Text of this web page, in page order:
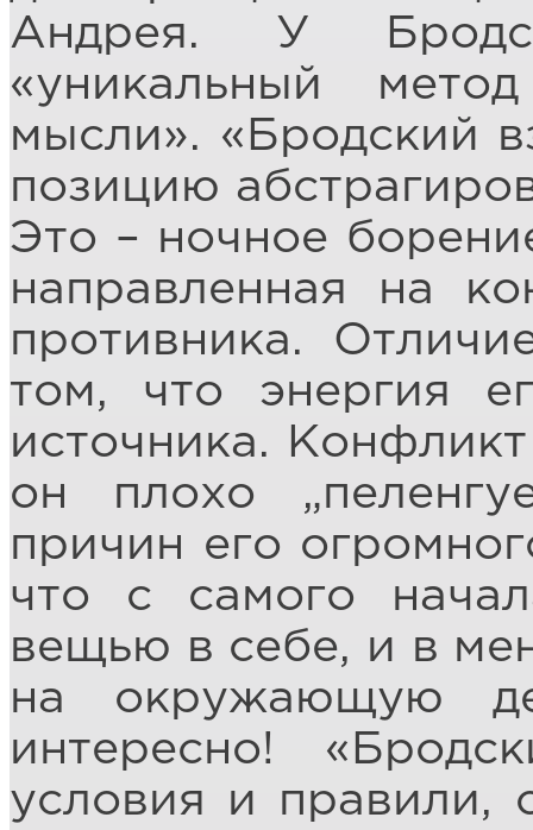
Андрея. У
«уникальный
мысли». «Бродский
позицию
Это – ночное
направленная на
противника.
том, что энергия
источника.
он плохо
причин его
что с самого
вещью в себе, и в
на окружающую
интересно!
условия и правили,